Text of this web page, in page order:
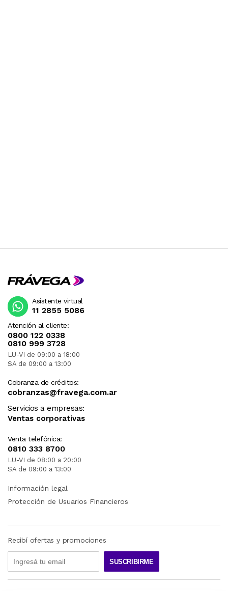
Atención al cliente:
0800 122 0338
0810 999 3728
LU-VI de 09:00 a 18:00
SA de 09:00 a 13:00
Cobranza de créditos:
cobranzas@fravega.com.ar
Servicios a empresas:
Ventas corporativas
Venta telefónica:
0810 333 8700
LU-VI de 08:00 a 20:00
SA de 09:00 a 13:00
Asistente virtual
11 2855 5086
Información legal
Protección de Usuarios Financieros
Recibí ofertas y promociones
SUSCRIBIRME